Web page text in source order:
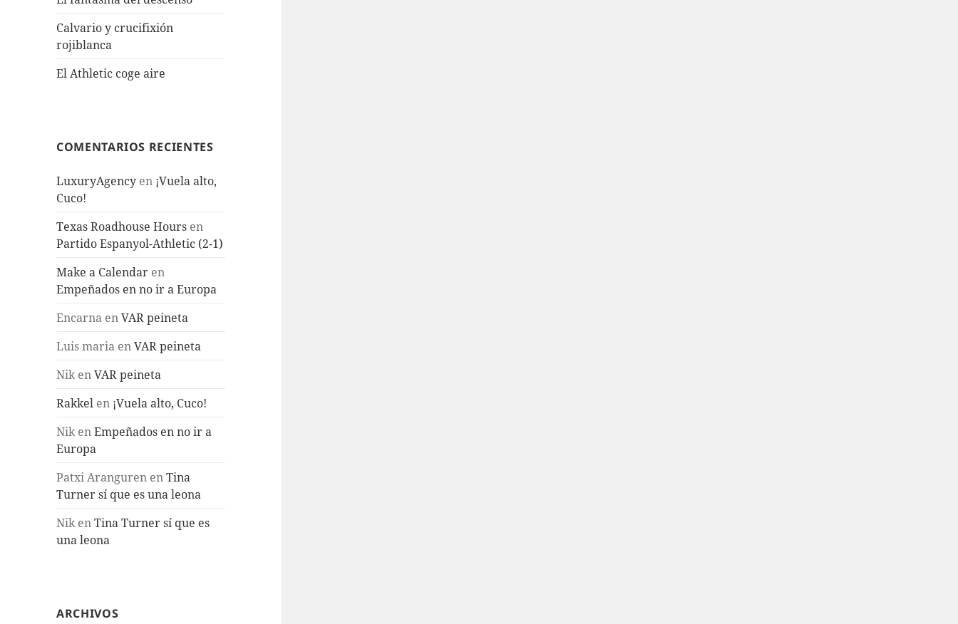
Calvario y crucifixión
rojiblanca
El Athletic coge aire
COMENTARIOS RECIENTES
LuxuryAgency en ¡Vuela alto,
Cuco!
Texas Roadhouse Hours en
Partido Espanyol-Athletic (2-1)
Make a Calendar en
Empeñados en no ir a Europa
Encarna enVAR peineta
Luis maria enVAR peineta
NikenVAR peineta
Rakkel en ¡Vuela alto, Cuco!
NikenEmpeñados en no ir a
Europa
Patxi Aranguren enTina
Turner sí que es una leona
NikenTina Turner sí que es
una leona
ARCHIVOS